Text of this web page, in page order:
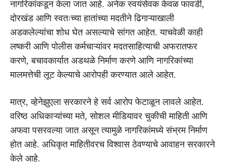
नागरिकांकडून केला जात आहे. अनेक स्वयंसेवक केवळ फावडी,
दोरखंड आणि स्वतःच्या हातांच्या मदतीने ढिगाऱ्याखाली
अडकलेल्यांचा शोध घेत असल्याचे सांगत आहेत. याचवेळी काही
लष्करी आणि पोलीस कर्मचाऱ्यांवर मदतसाहित्याची अफरातफर
करणे, बचावकार्यात अडथळे निर्माण करणे आणि नागरिकांच्या
मालमत्तेची लूट केल्याचे आरोपही करण्यात आले आहेत.
मात्र, व्हेनेझुएला सरकारने हे सर्व आरोप फेटाळून लावले आहेत.
वरिष्ठ अधिकाऱ्यांच्या मते, सोशल मीडियावर चुकीची माहिती आणि
अफवा पसरवल्या जात असून त्यामुळे नागरिकांमध्ये संभ्रम निर्माण
होत आहे. अधिकृत माहितीवरच विश्वास ठेवण्याचे आवाहन सरकारने
केले आहे.